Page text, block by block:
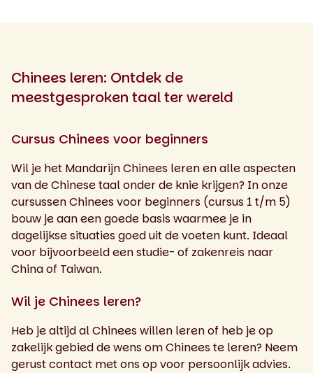
Chinees leren: Ontdek de
meestgesproken taal ter wereld
Cursus Chinees voor beginners
Wil je het Mandarijn Chinees leren en alle aspecten
van de Chinese taal onder de knie krijgen? In onze
cursussen Chinees voor beginners (cursus 1 t/m 5)
bouw je aan een goede basis waarmee je in
dagelijkse situaties goed uit de voeten kunt. Ideaal
voor bijvoorbeeld een studie- of zakenreis naar
China of Taiwan.
Wil je Chinees leren?
Heb je altijd al Chinees willen leren of heb je op
zakelijk gebied de wens om Chinees te leren? Neem
gerust contact met ons op voor persoonlijk advies.